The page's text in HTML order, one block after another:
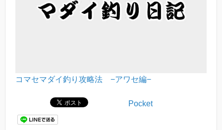
コマセマダイ釣り攻略法 −アワセ編−
Pocket